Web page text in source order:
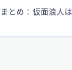
まとめ：仮面浪人